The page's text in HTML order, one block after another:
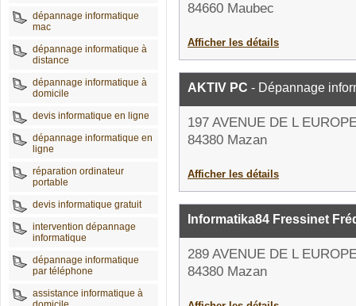
dépannage informatique
mac
dépannage informatique à
distance
dépannage informatique à
domicile
devis informatique en ligne
dépannage informatique en
ligne
réparation ordinateur
portable
devis informatique gratuit
intervention dépannage
informatique
dépannage informatique
par téléphone
assistance informatique à
84660 Maubec
Afficher les détails
AKTIV PC - Dépannage
197 AVENUE DE L
84380 Mazan
Afficher les détails
Informatika84 Fressinet
289 AVENUE DE L
84380 Mazan